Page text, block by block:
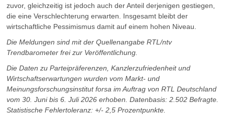
zuvor, gleichzeitig ist jedoch auch der Anteil derjenigen gestiegen,
die eine Verschlechterung erwarten. Insgesamt bleibt der
wirtschaftliche Pessimismus damit auf einem hohen Niveau.
Die Meldungen sind mit der Quellenangabe RTL/ntv
Trendbarometer frei zur Veröffentlichung.
Die Daten zu Parteipräferenzen, Kanzlerzufriedenheit und
Wirtschaftserwartungen wurden vom Markt- und
Meinungsforschungsinstitut forsa im Auftrag von RTL Deutschland
vom 30. Juni bis 6. Juli 2026 erhoben. Datenbasis: 2.502 Befragte.
Statistische Fehlertoleranz: +/- 2,5 Prozentpunkte.